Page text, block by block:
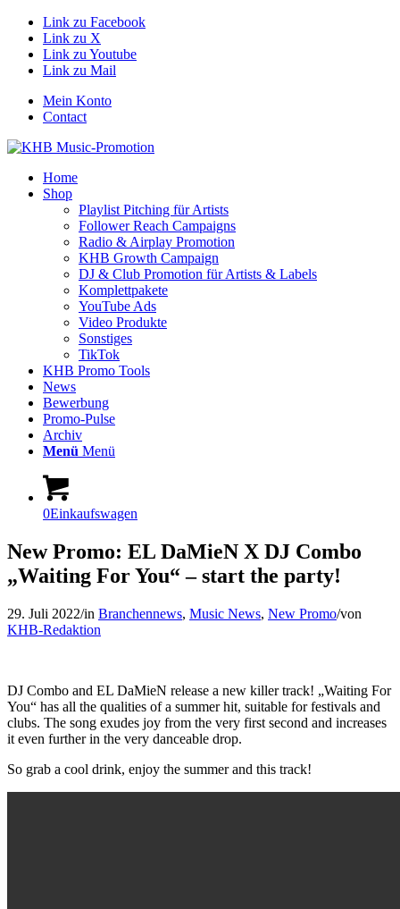
Link zu Facebook
Link zu X
Link zu Youtube
Link zu Mail
Mein Konto
Contact
Home
Shop
Playlist Pitching für Artists
Follower Reach Campaigns
Radio & Airplay Promotion
KHB Growth Campaign
DJ & Club Promotion für Artists & Labels
Komplettpakete
YouTube Ads
Video Produkte
Sonstiges
TikTok
KHB Promo Tools
News
Bewerbung
Promo-Pulse
Archiv
Menü Menü
0Einkaufswagen
New Promo: EL DaMieN X DJ Combo
„Waiting For You“ – start the party!
29. Juli 2022/in Branchennews, Music News, New Promo/von
KHB-Redaktion
DJ Combo and EL DaMieN release a new killer track! „Waiting For
You“ has all the qualities of a summer hit, suitable for festivals and
clubs. The song exudes joy from the very first second and increases
it even further in the very danceable drop.
So grab a cool drink, enjoy the summer and this track!